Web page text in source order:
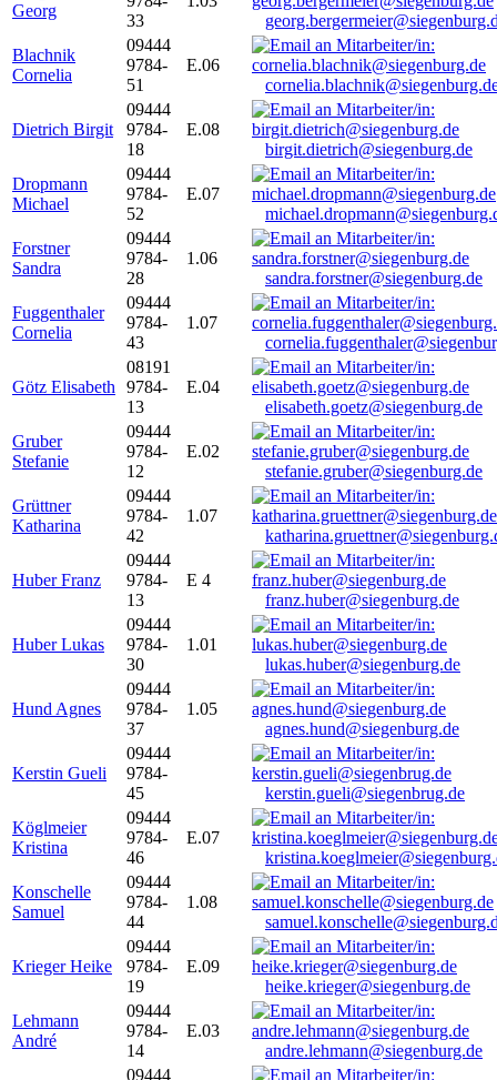
Georg
33
Blachnik
Cornelia
09444
9784-
51
E.06
Dietrich Birgit
09444
9784-
18
E.08
birgit.dietrich@siegenburg.de
Dropmann
Michael
09444
9784-
52
E.07
Forstner
Sandra
09444
9784-
28
1.06
sandra.forstner@siegenburg.de
Fuggenthaler
Cornelia
09444
9784-
43
1.07
Götz Elisabeth
08191
9784-
13
E.04
elisabeth.goetz@siegenburg.de
Gruber
Stefanie
09444
9784-
12
E.02
stefanie.gruber@siegenburg.de
Grüttner
Katharina
09444
9784-
42
1.07
Huber Franz
09444
9784-
13
E 4
franz.huber@siegenburg.de
Huber Lukas
09444
9784-
30
1.01
lukas.huber@siegenburg.de
Hund Agnes
09444
9784-
37
1.05
agnes.hund@siegenburg.de
Kerstin Gueli
09444
9784-
45
kerstin.gueli@siegenbrug.de
Köglmeier
Kristina
09444
9784-
46
E.07
Konschelle
Samuel
09444
9784-
44
1.08
Krieger Heike
09444
9784-
19
E.09
heike.krieger@siegenburg.de
Lehmann
André
09444
9784-
14
E.03
andre.lehmann@siegenburg.de
09444